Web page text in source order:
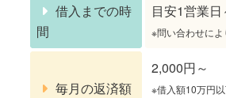
借入までの時
間
目安1営業日
※問い合わせに
毎月の返済額
2,000円～
※借入額10万円